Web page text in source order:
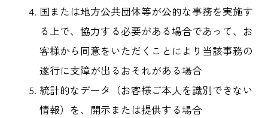
国または地方公共団体等が公的な事務を実施す
る上で、協力する必要がある場合であって、お
客様から同意をいただくことにより当該事務の
遂行に支障が出るおそれがある場合
統計的なデータ（お客様ご本人を識別できない
情報）を、開示または提供する場合